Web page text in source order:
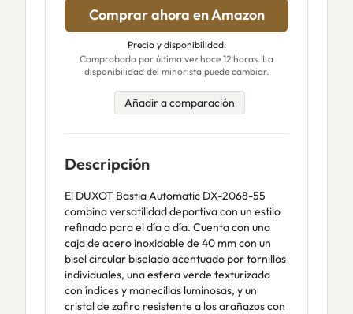
Comprar ahora en Amazon
Precio y disponibilidad:
Comprobado por última vez hace 12 horas. La
disponibilidad del minorista puede cambiar.
Añadir a comparación
Descripción
El DUXOT Bastia Automatic DX-2068-55
combina versatilidad deportiva con un estilo
refinado para el día a día. Cuenta con una
caja de acero inoxidable de 40 mm con un
bisel circular biselado acentuado por tornillos
individuales, una esfera verde texturizada
con índices y manecillas luminosas, y un
cristal de zafiro resistente a los arañazos con